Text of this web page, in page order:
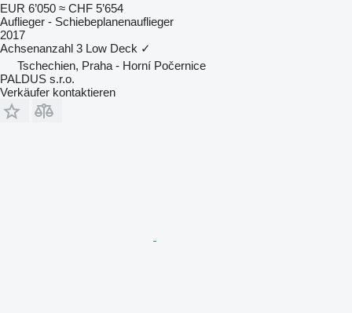
EUR 6’050 ≈ CHF 5’654
Auflieger - Schiebeplanenauflieger
2017
Achsenanzahl 3 Low Deck ✓
Tschechien, Praha - Horní Počernice
PALDUS s.r.o.
Verkäufer kontaktieren